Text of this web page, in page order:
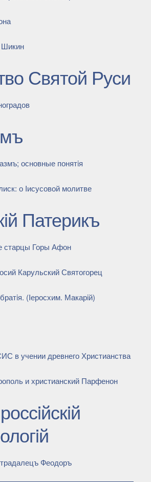
Святой Руси
основные понятiя
о Iисусовой молитве
Патерикъ
старцы Горы Афон
Карульский Святогорец
(Iеросхим. Макарiй)
в учении древнего Христианства
и христианский Парфенон
Феодоръ